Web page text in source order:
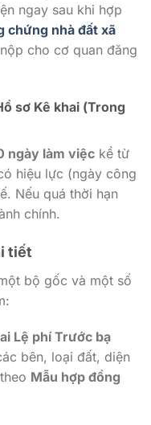
ngay sau khi hợp
chứng nhà đất xã
cho cơ quan đăng
sơ Kê khai (Trong
ngày làm việc kể từ
hiệu lực (ngày công
Nếu quá thời hạn
chính.
tiết
bộ gốc và một số
Lệ phí Trước bạ
bên, loại đất, diện
Mẫu hợp đồng